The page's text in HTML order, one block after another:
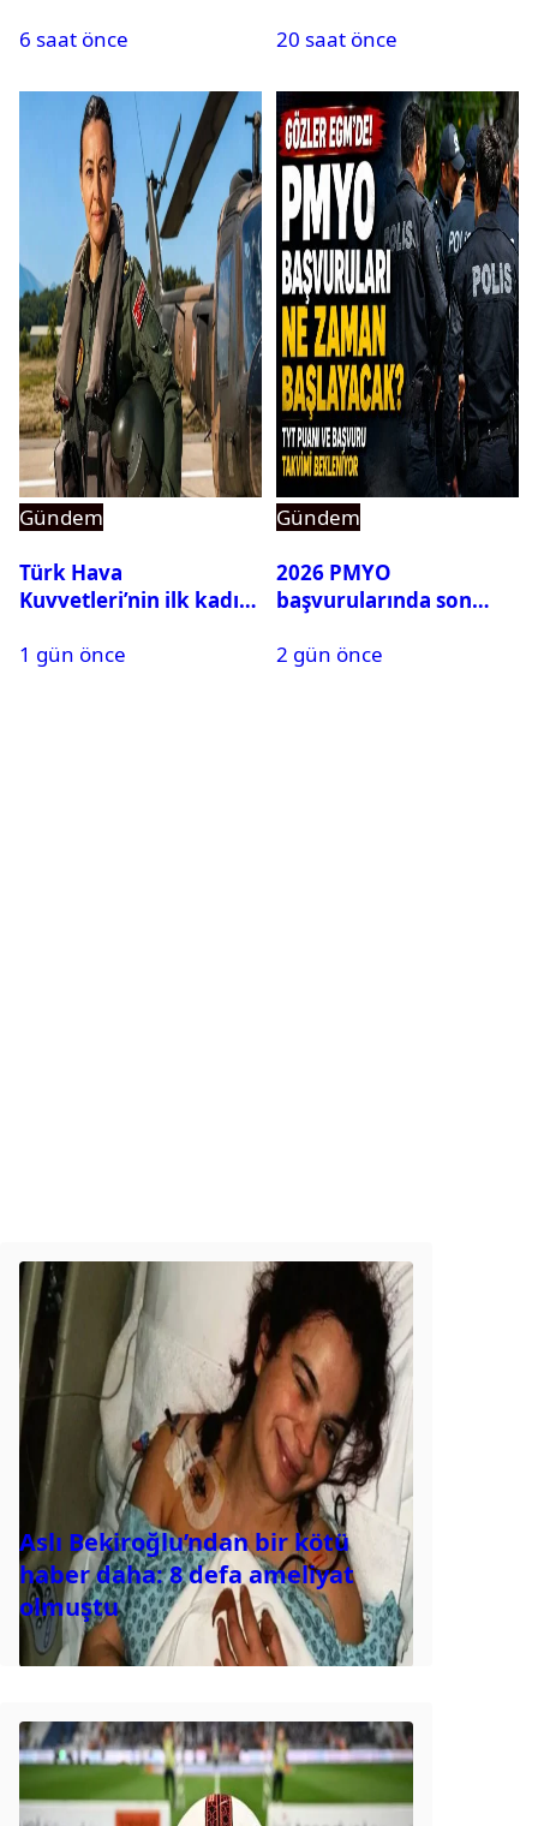
6 saat önce
20 saat önce
Gündem
Türk Hava
Kuvvetleri’nin ilk kadın
Karapınar hakkında
1 gün önce
Gündem
2026 PMYO
başvurularında son
2 gün önce
Aslı Bekiroğlu’ndan bir kötü
haber daha: 8 defa ameliyat
olmuştu